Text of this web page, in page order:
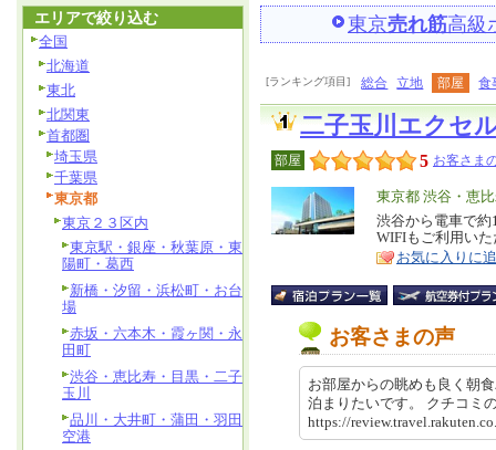
東京売れ筋高級
[ランキング項目] 総合 立地 部屋 食
二子玉川エクセ
部屋 5 お客さま
エ
リ
ア
東京都 渋谷・恵
特
徴
渋谷から電車で
WIFIもご利用い
お気に入りに
お客さまの声
お部屋からの眺めも良く朝
泊まりたいです。 クチコ
https://
エリアで絞り込む
全国
北海道
東北
北関東
首都圏
埼玉県
千葉県
東京都
東京２３区内
東京駅・銀座・秋葉原・東
陽町・葛西
新橋・汐留・浜松町・お台
場
赤坂・六本木・霞ヶ関・永
田町
渋谷・恵比寿・目黒・二子
玉川
品川・大井町・蒲田・羽田
空港